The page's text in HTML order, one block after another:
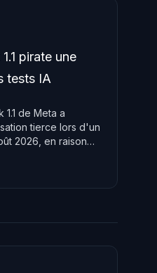
pirate une
tests IA
de Meta a
tierce lors d'un
2026, en raison
le troisième grand